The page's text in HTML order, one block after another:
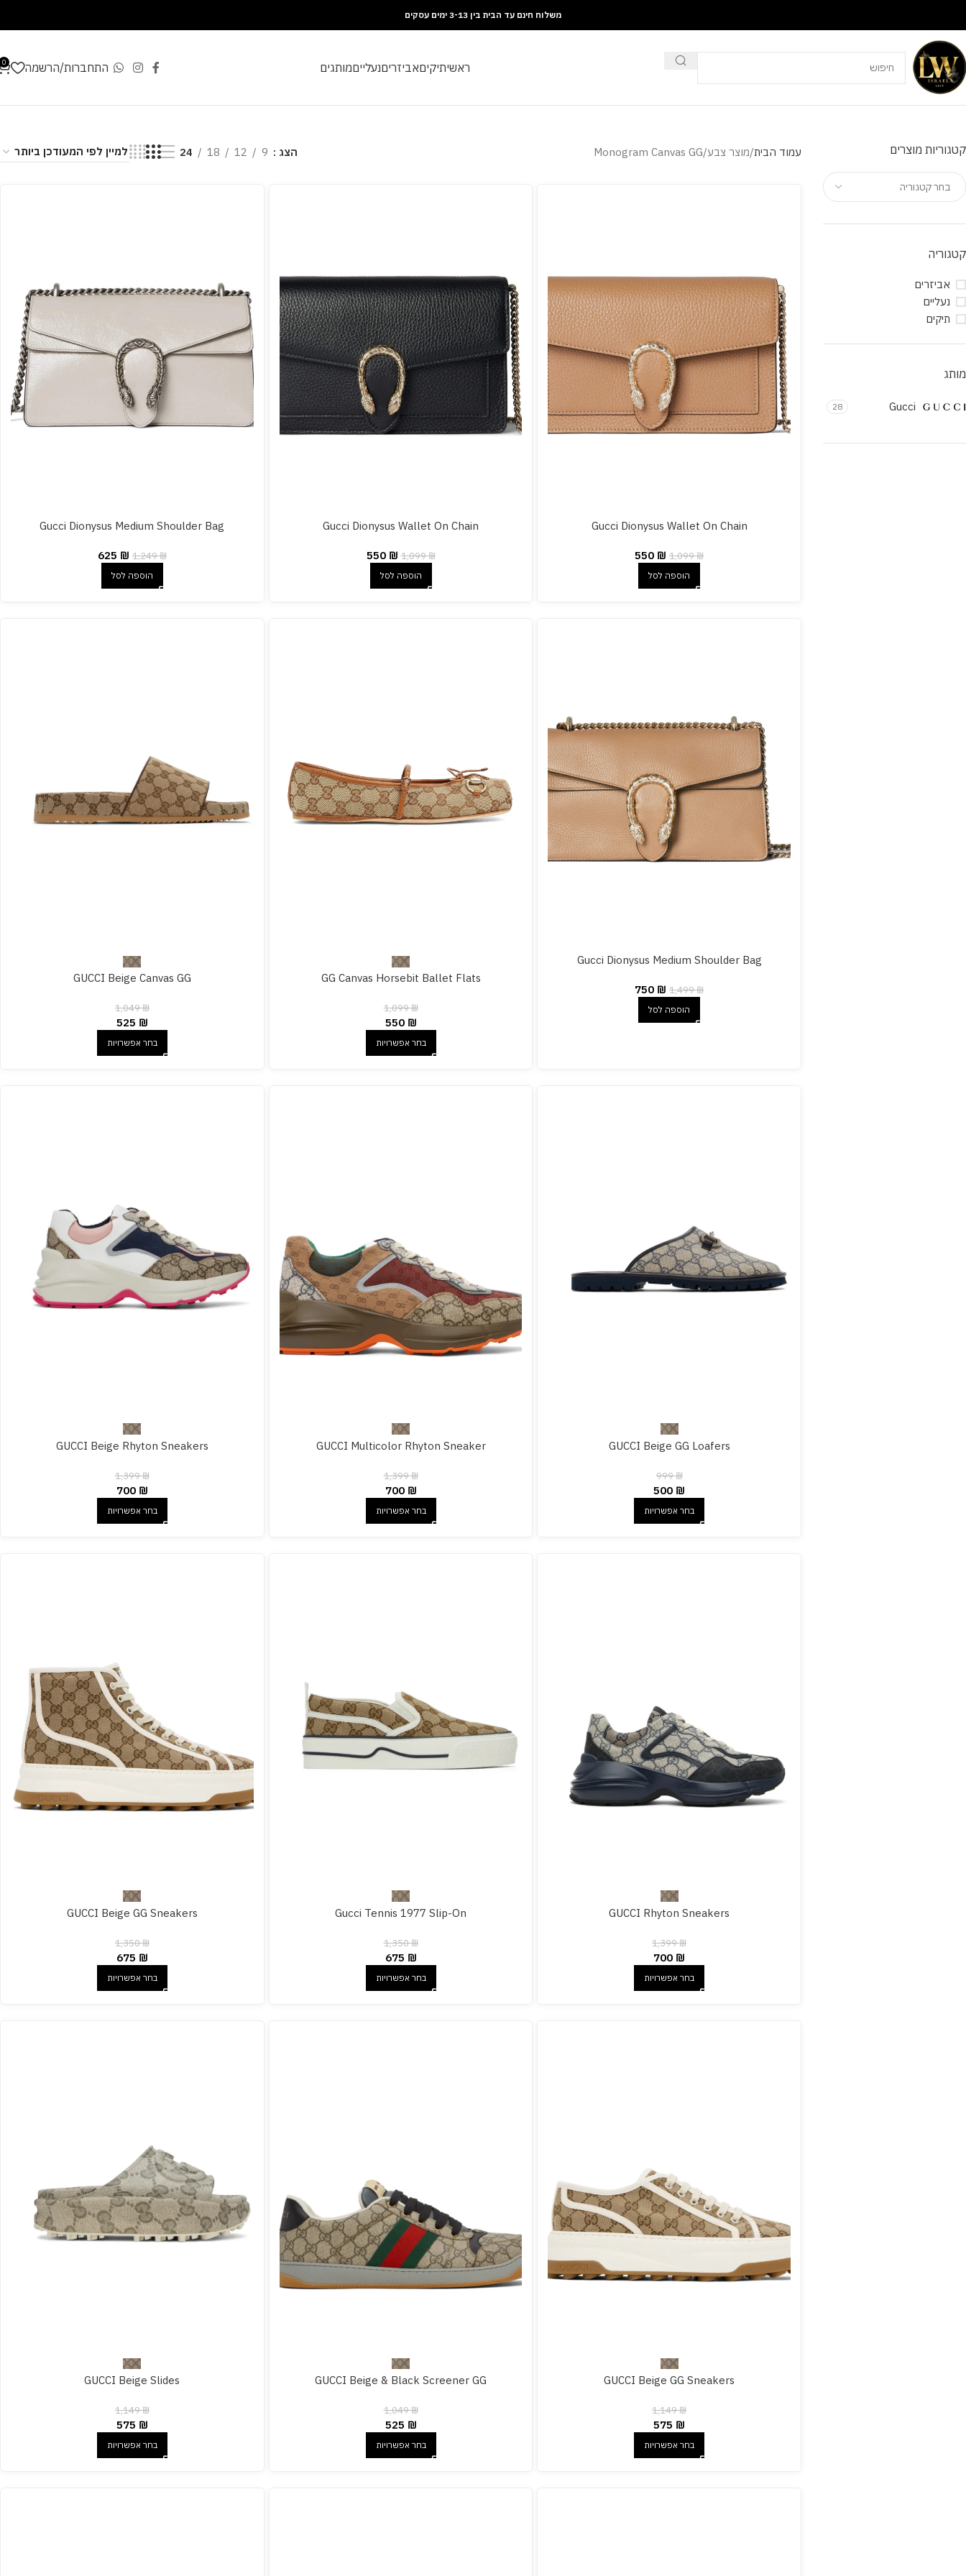
משלוח חינם עד הבית בין 3-13 ימים עסקים
ראשיתיקיםאביזריםנעלייםמותגים התחברות/הרשמה 0
קטגוריות מוצרים
בחר קטגוריה
קטגוריה
אביזרים
נעליים
תיקים
מותג
Gucci
28
עמוד הבית מוצר צבע Monogram Canvas GG הצג 9
12
18
24
Gucci Dionysus Wallet On Chain
1,099₪
550 ₪
הוספה לסל
Gucci Dionysus Wallet On Chain
1,099₪
550 ₪
הוספה לסל
Gucci Dionysus Medium Shoulder Bag
1,249₪
625 ₪
הוספה לסל
Gucci Dionysus Medium Shoulder Bag
1,499₪
750 ₪
הוספה לסל
GG Canvas Horsebit Ballet Flats
1,099₪
550 ₪
בחר אפשרויות
GUCCI Beige Canvas GG
1,049₪
525 ₪
בחר אפשרויות
GUCCI Beige GG Loafers
999₪
500 ₪
בחר אפשרויות
GUCCI Multicolor Rhyton Sneaker
1,399₪
700 ₪
בחר אפשרויות
GUCCI Beige Rhyton Sneakers
1,399₪
700 ₪
בחר אפשרויות
GUCCI Rhyton Sneakers
1,399₪
700 ₪
בחר אפשרויות
Gucci Tennis 1977 Slip-On
1,350₪
675 ₪
בחר אפשרויות
GUCCI Beige GG Sneakers
1,350₪
675 ₪
בחר אפשרויות
GUCCI Beige GG Sneakers
1,149₪
575 ₪
בחר אפשרויות
GUCCI Beige & Black Screener GG
1,049₪
525 ₪
בחר אפשרויות
GUCCI Beige Slides
1,149₪
575 ₪
בחר אפשרויות